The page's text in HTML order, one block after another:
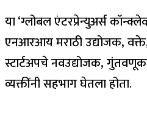
या ‘ग्लोबल एंटरप्रेन्युअर्स
एनआरआय मराठी उद्योजक,
स्टार्टअपचे नवउद्योजक,
व्यक्तींनी सहभाग घेतला होता.